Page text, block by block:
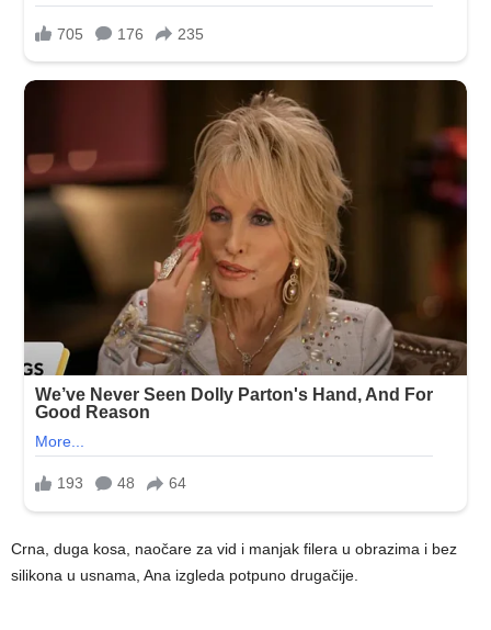
Crna, duga kosa, naočare za vid i manjak filera u obrazima i bez
silikona u usnama, Ana izgleda potpuno drugačije.